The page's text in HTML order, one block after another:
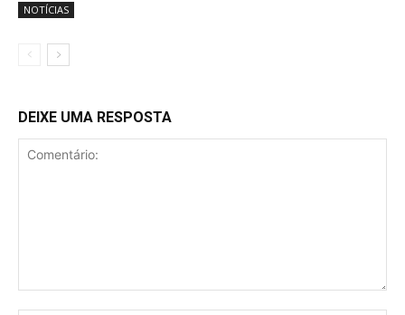
NOTÍCIAS
DEIXE UMA RESPOSTA